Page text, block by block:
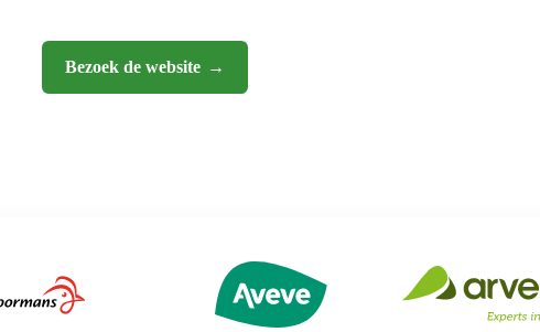
Bezoek de website